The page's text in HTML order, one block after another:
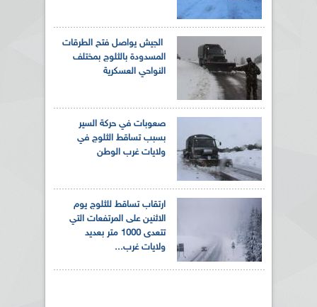
الجيش يواصل فتح الطرقات
المسدودة بالثلوج بمختلف
النواحي العسكرية
صعوبات في حركة السير
بسبب تساقط الثلوج في
ولايات غرب الوطن
ارتقاب تساقط للثلوج يوم
الاثنين على المرتفعات التي
تتعدى 1000 متر بعديد
ولايات غرب...